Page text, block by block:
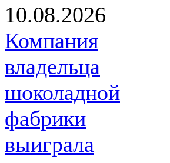
10.08.2026
Компания
владельца
шоколадной
фабрики
выиграла